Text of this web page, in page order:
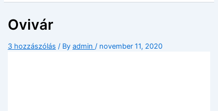
Ovivár
3 hozzászólás / By admin / november 11, 2020